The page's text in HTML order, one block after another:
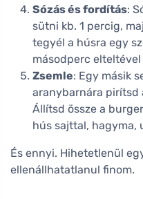
Sózás és fordítás:
sütni kb. 1 percig,
tegyél a húsra egy
másodperc elteltével
Zsemle: Egy másik
aranybarnára pirítsd
Állítsd össze a
hús sajttal, hagyma,
És ennyi. Hihetetlenül
ellenállhatatlanul finom.